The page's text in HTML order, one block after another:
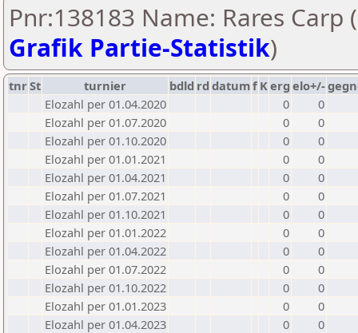
Pnr:138183 Name: Rares Carp (
Grafik Partie-Statistik)
tnrSt turnier bdld rd datumf Kerg elo+/-
Elozahl per 01.04.2020
0
0
Elozahl per 01.07.2020
0
0
Elozahl per 01.10.2020
0
0
Elozahl per 01.01.2021
0
0
Elozahl per 01.04.2021
0
0
Elozahl per 01.07.2021
0
0
Elozahl per 01.10.2021
0
0
Elozahl per 01.01.2022
0
0
Elozahl per 01.04.2022
0
0
Elozahl per 01.07.2022
0
0
Elozahl per 01.10.2022
0
0
Elozahl per 01.01.2023
0
0
Elozahl per 01.04.2023
0
0